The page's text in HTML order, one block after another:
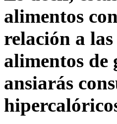
alimentos
relación a
alimentos de
ansiarás